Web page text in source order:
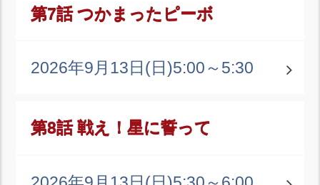
第7話 つかまったピーボ
2026年9月13日(日)5:00～5:30
第8話 戦え！星に誓って